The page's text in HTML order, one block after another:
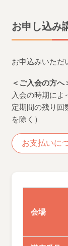
お申し込み
お申込みいただ
＜ご入会の方へ
入会の時期によ
定期間の残り
を除く）
お支払いに
会場